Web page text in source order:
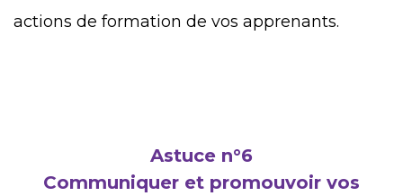
actions de formation de vos apprenants.
Astuce n°6
Communiquer et promouvoir vos